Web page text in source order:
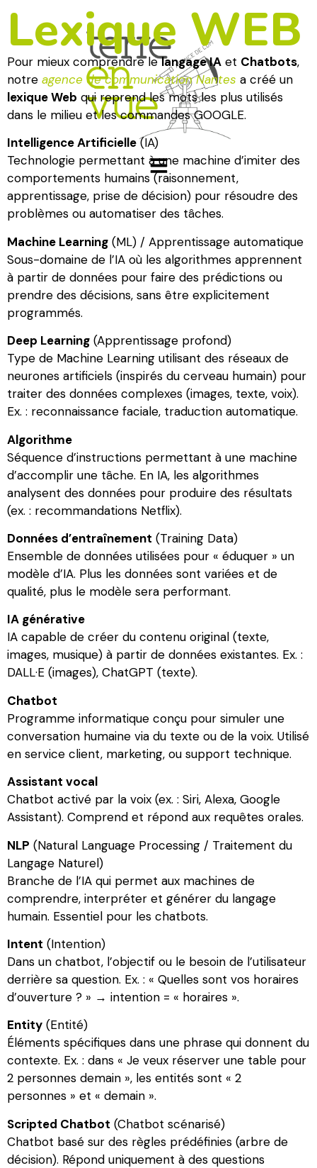
Lexique WEB​
Pour mieux comprendre lelangage IA et Chatbots,
notre agence de communication Nantes a créé un
lexique Web qui reprend les mots les plus utilisés
dans le milieu et les commandes GOOGLE.
Intelligence Artificielle(IA)
Technologie permettant à une machine d’imiter des
comportements humains (raisonnement,
apprentissage, prise de décision) pour résoudre des
problèmes ou automatiser des tâches.
Machine Learning (ML) / Apprentissage automatique
Sous-domaine de l’IA où les algorithmes apprennent
à partir de données pour faire des prédictions ou
prendre des décisions, sans être explicitement
programmés.
Deep Learning (Apprentissage profond)
Type de Machine Learning utilisant des réseaux de
neurones artificiels (inspirés du cerveau humain) pour
traiter des données complexes (images, texte, voix).
Ex. : reconnaissance faciale, traduction automatique.
Algorithme
Séquence d’instructions permettant à une machine
d’accomplir une tâche. En IA, les algorithmes
analysent des données pour produire des résultats
(ex. : recommandations Netflix).
Données d’entraînement (Training Data)
Ensemble de données utilisées pour « éduquer » un
modèle d’IA. Plus les données sont variées et de
qualité, plus le modèle sera performant.
IA générative
IA capable de créer du contenu original (texte,
images, musique) à partir de données existantes. Ex. :
DALL·E (images), ChatGPT (texte).
Chatbot
Programme informatique conçu pour simuler une
conversation humaine via du texte ou de la voix. Utilisé
en service client, marketing, ou support technique.
Assistant vocal
Chatbot activé par la voix (ex. : Siri, Alexa, Google
Assistant). Comprend et répond aux requêtes orales.
NLP (Natural Language Processing / Traitement du
Langage Naturel)
Branche de l’IA qui permet aux machines de
comprendre, interpréter et générer du langage
humain. Essentiel pour les chatbots.
Intent (Intention)
Dans un chatbot, l’objectif ou le besoin de l’utilisateur
derrière sa question. Ex. : « Quelles sont vos horaires
d’ouverture ? » → intention = « horaires ».
Entity (Entité)
Éléments spécifiques dans une phrase qui donnent du
contexte. Ex. : dans « Je veux réserver une table pour
2 personnes demain », les entités sont « 2
personnes » et « demain ».
Scripted Chatbot (Chatbot scénarisé)
Chatbot basé sur des règles prédéfinies (arbre de
décision). Répond uniquement à des questions